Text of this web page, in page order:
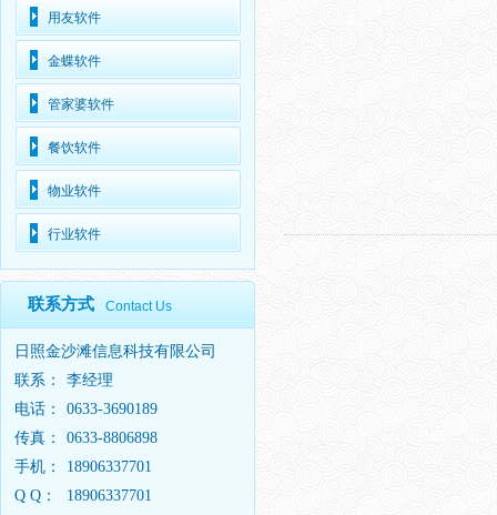
用友软件
金蝶软件
管家婆软件
餐饮软件
物业软件
行业软件
联系方式 Contact Us
日照金沙滩信息科技有限公司
联系：
电话：
传真：
手机：
Q Q：
李经理
0633-3690189
0633-8806898
18906337701
18906337701